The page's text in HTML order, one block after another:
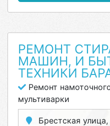
РЕМОНТ
МАШИН, И
ТЕХНИКИ
Ремонт
мультиварки
Брестская